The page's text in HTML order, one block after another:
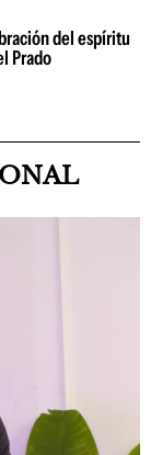
del espíritu
Prado